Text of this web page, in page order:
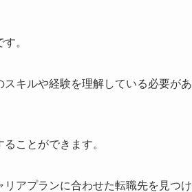
。
キルや経験を理解している必要があ
ことができます。
アプランに合わせた転職先を見つけ